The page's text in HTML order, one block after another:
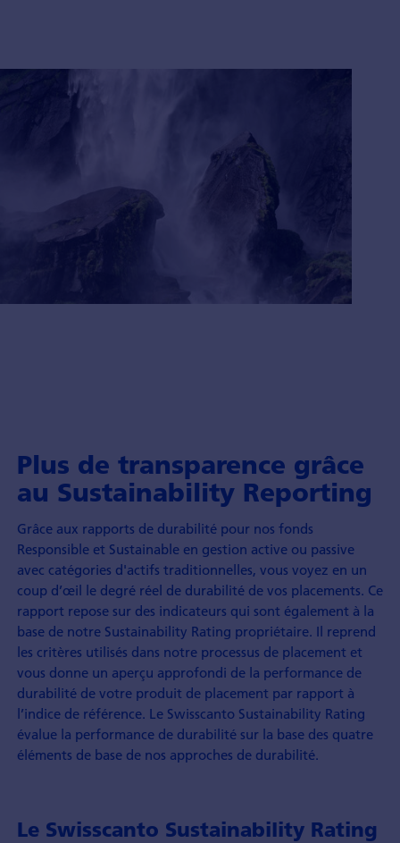
Plus de transparence grâce
au Sustainability Reporting
Grâce aux rapports de durabilité pour nos fonds
Responsible et Sustainable en gestion active ou passive
avec catégories d'actifs traditionnelles, vous voyez en un
coup d’œil le degré réel de durabilité de vos placements. Ce
rapport repose sur des indicateurs qui sont également à la
base de notre Sustainability Rating propriétaire. Il reprend
les critères utilisés dans notre processus de placement et
vous donne un aperçu approfondi de la performance de
durabilité de votre produit de placement par rapport à
l’indice de référence. Le Swisscanto Sustainability Rating
évalue la performance de durabilité sur la base des quatre
éléments de base de nos approches de durabilité.
Le Swisscanto Sustainability Rating